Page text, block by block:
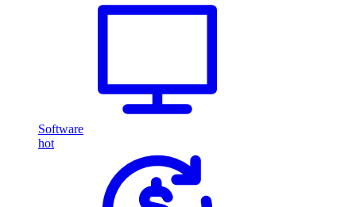
Software
hot